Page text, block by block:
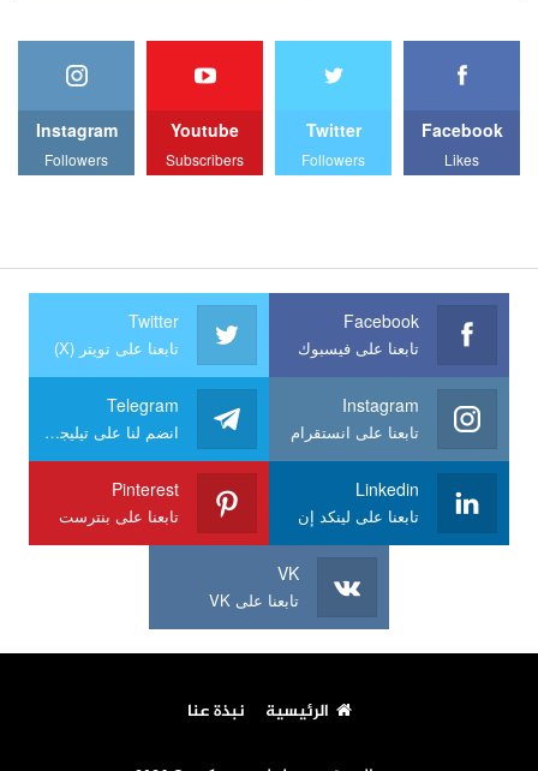
Facebook
Likes
Twitter
Followers
Youtube
Subscribers
Instagram
Followers
Facebook
تابعنا على فيسبوك
Twitter
تابعنا على تويتر (X)
Instagram
تابعنا على انستقرام
Telegram
انضم لنا على تيليجرام
Linkedin
تابعنا على لينكد إن
Pinterest
تابعنا على بنترست
VK
تابعنا على VK
الرئيسية نبذة عنا